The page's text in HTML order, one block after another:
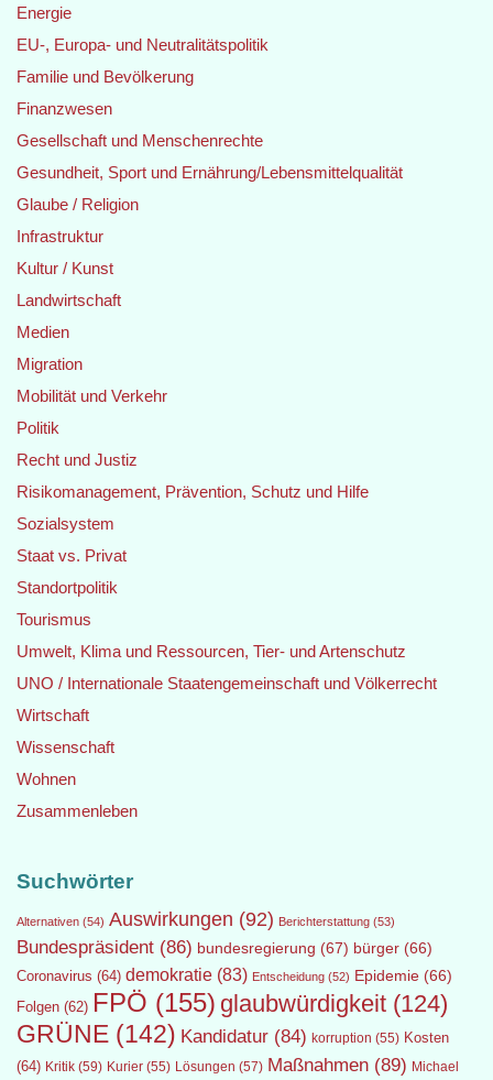
Energie
EU-, Europa- und Neutralitätspolitik
Familie und Bevölkerung
Finanzwesen
Gesellschaft und Menschenrechte
Gesundheit, Sport und Ernährung/Lebensmittelqualität
Glaube / Religion
Infrastruktur
Kultur / Kunst
Landwirtschaft
Medien
Migration
Mobilität und Verkehr
Politik
Recht und Justiz
Risikomanagement, Prävention, Schutz und Hilfe
Sozialsystem
Staat vs. Privat
Standortpolitik
Tourismus
Umwelt, Klima und Ressourcen, Tier- und Artenschutz
UNO / Internationale Staatengemeinschaft und Völkerrecht
Wirtschaft
Wissenschaft
Wohnen
Zusammenleben
Suchwörter
Alternativen (54) Auswirkungen (92) Berichterstattung (53)
Bundespräsident (86) bundesregierung (67) bürger (66)
Coronavirus (64) demokratie (83) Entscheidung (52) Epidemie (66)
Folgen (62) FPÖ (155) glaubwürdigkeit (124)
GRÜNE (142) Kandidatur (84) korruption (55) Kosten
(64) Kritik (59) Kurier (55) Lösungen (57) Maßnahmen (89) Michael